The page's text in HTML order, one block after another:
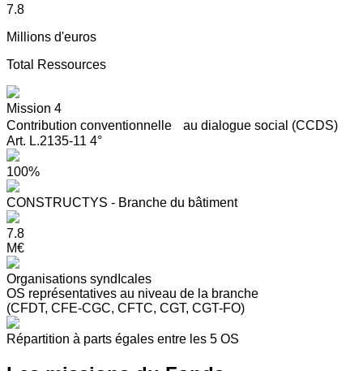
7.8
Millions d'euros
Total Ressources
Mission 4
Contribution conventionnelle au dialogue social (CCDS)
Art. L.2135-11 4°
100%
CONSTRUCTYS - Branche du bâtiment
7.8
M€
Organisations syndIcales
OS représentatives au niveau de la branche
(CFDT, CFE-CGC, CFTC, CGT, CGT-FO)
Répartition à parts égales entre les 5 OS